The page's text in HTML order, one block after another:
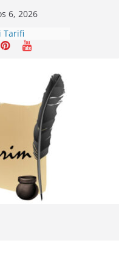
6, 2026
Tarifi
Tarifi